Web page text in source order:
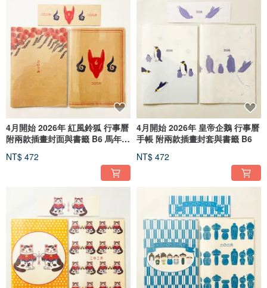
4月開始 2026年 紅風鈴狐 行事曆
附兩款插畫封面與書籤 B6 馬年
NT$ 472
4月開始 2026年 皇帝企鵝 行事曆
手帳 附兩款插畫封套與書籤 B6
NT$ 472